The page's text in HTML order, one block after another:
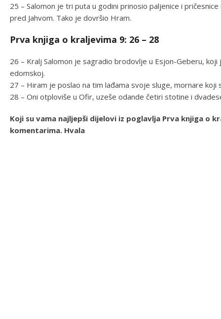
25 – Salomon je tri puta u godini prinosio paljenice i
pred Jahvom. Tako je dovršio Hram.
Prva knjiga o kraljevima 9: 26 – 28
26 – Kralj Salomon je sagradio brodovlje u Esjon-Geberu,
edomskoj.
27 – Hiram je poslao na tim lađama svoje sluge, mornare koji
28 – Oni otploviše u Ofir, uzeše odande četiri stotine i
Koji su vama najljepši dijelovi iz poglavlja Prva knjiga o
komentarima. Hvala